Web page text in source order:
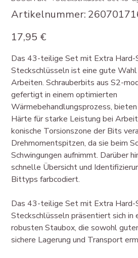
Artikelnummer:
Artikelnummer:
2607017164
17,95 €
Das 43-teilige Set mit Extra Hard-
Steckschlüsseln ist eine gute
Arbeiten. Schrauberbits aus S2-
gefertigt in einem optimierten
Wärmebehandlungsprozess,
Härte für starke Leistung bei
konische Torsionszone der Bits
Drehmomentspitzen, da sie beim
Schwingungen aufnimmt. Darüber
schnelle Übersicht und
Bittyps farbcodiert.
Das 43-teilige Set mit Extra Hard-
Steckschlüsseln präsentiert sich in
robusten Staubox, die sowohl
sichere Lagerung und Transport